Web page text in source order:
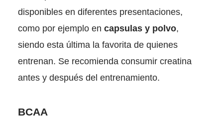
disponibles en diferentes presentaciones,
como por ejemplo en capsulas y polvo,
siendo esta última la favorita de quienes
entrenan. Se recomienda consumir creatina
antes y después del entrenamiento.
BCAA